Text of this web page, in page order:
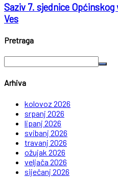
Saziv 7. sjednice
Ves
Pretraga
Arhiva
kolovoz 2026
srpanj 2026
lipanj 2026
svibanj 2026
travanj 2026
ožujak 2026
veljača 2026
siječanj 2026